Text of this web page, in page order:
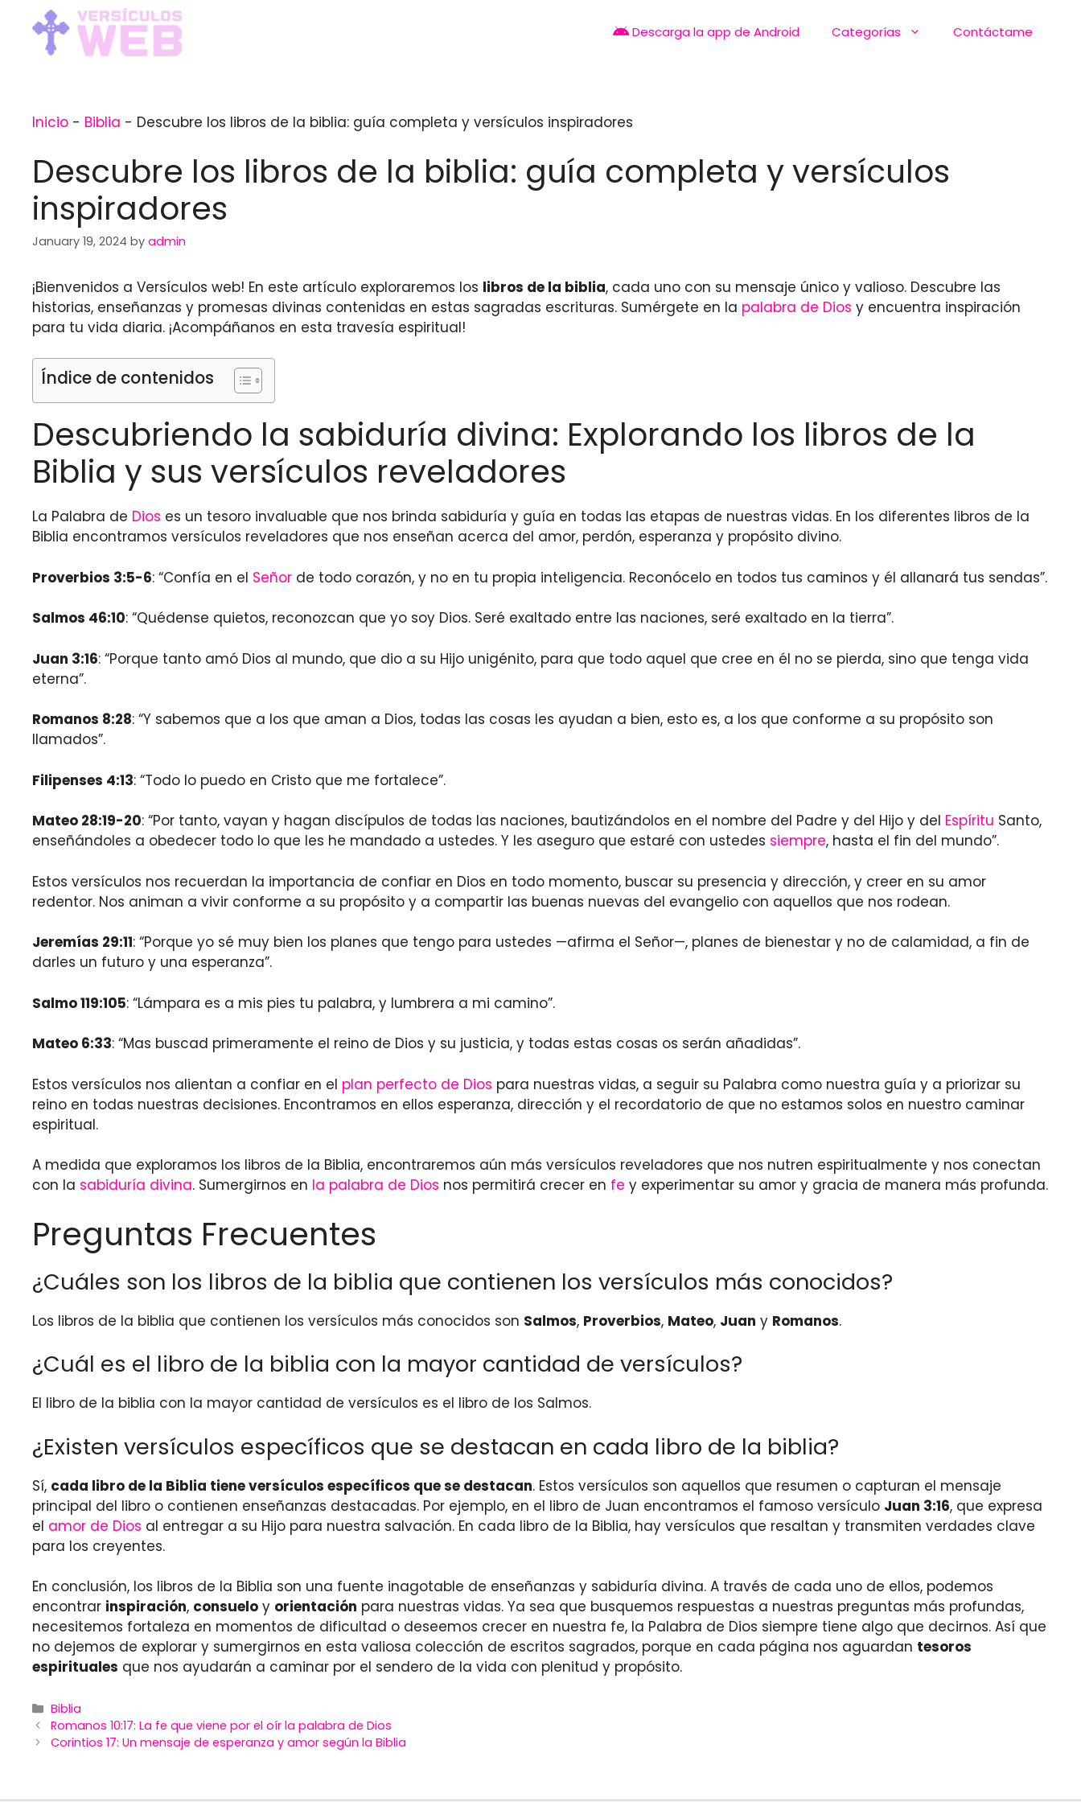
content
Descarga la app de Android Categorías Contáctame
Inicio - Biblia - Descubre los libros de la biblia: guía completa y versículos inspiradores
Descubre los libros de la biblia: guía completa y versículos
inspiradores
January 19, 2024 by admin
¡Bienvenidos a Versículos web! En este artículo exploraremos los libros de la biblia, cada uno con su mensaje único y valioso. Descubre las
historias, enseñanzas y promesas divinas contenidas en estas sagradas escrituras. Sumérgete en la palabra de Dios y encuentra inspiración
para tu vida diaria. ¡Acompáñanos en esta travesía espiritual!
Índice de contenidos
Descubriendo la sabiduría divina: Explorando los libros de la
Biblia y sus versículos reveladores
La Palabra de Dios es un tesoro invaluable que nos brinda sabiduría y guía en todas las etapas de nuestras vidas. En los diferentes libros de la
Biblia encontramos versículos reveladores que nos enseñan acerca del amor, perdón, esperanza y propósito divino.
Proverbios 3:5-6: “Confía en el Señor de todo corazón, y no en tu propia inteligencia. Reconócelo en todos tus caminos y él allanará tus sendas”.
Salmos 46:10: “Quédense quietos, reconozcan que yo soy Dios. Seré exaltado entre las naciones, seré exaltado en la tierra”.
Juan 3:16: “Porque tanto amó Dios al mundo, que dio a su Hijo unigénito, para que todo aquel que cree en él no se pierda, sino que tenga vida
eterna”.
Romanos 8:28: “Y sabemos que a los que aman a Dios, todas las cosas les ayudan a bien, esto es, a los que conforme a su propósito son
llamados”.
Filipenses 4:13: “Todo lo puedo en Cristo que me fortalece”.
Mateo 28:19-20: “Por tanto, vayan y hagan discípulos de todas las naciones, bautizándolos en el nombre del Padre y del Hijo y del Espíritu Santo,
enseñándoles a obedecer todo lo que les he mandado a ustedes. Y les aseguro que estaré con ustedes siempre, hasta el fin del mundo”.
Estos versículos nos recuerdan la importancia de confiar en Dios en todo momento, buscar su presencia y dirección, y creer en su amor
redentor. Nos animan a vivir conforme a su propósito y a compartir las buenas nuevas del evangelio con aquellos que nos rodean.
Jeremías 29:11: “Porque yo sé muy bien los planes que tengo para ustedes —afirma el Señor—, planes de bienestar y no de calamidad, a fin de
darles un futuro y una esperanza”.
Salmo 119:105: “Lámpara es a mis pies tu palabra, y lumbrera a mi camino”.
Mateo 6:33: “Mas buscad primeramente el reino de Dios y su justicia, y todas estas cosas os serán añadidas”.
Estos versículos nos alientan a confiar en el plan perfecto de Dios para nuestras vidas, a seguir su Palabra como nuestra guía y a priorizar su
reino en todas nuestras decisiones. Encontramos en ellos esperanza, dirección y el recordatorio de que no estamos solos en nuestro caminar
espiritual.
A medida que exploramos los libros de la Biblia, encontraremos aún más versículos reveladores que nos nutren espiritualmente y nos conectan
con la sabiduría divina. Sumergirnos en la palabra de Dios nos permitirá crecer en fe y experimentar su amor y gracia de manera más profunda.
Preguntas Frecuentes
¿Cuáles son los libros de la biblia que contienen los versículos más conocidos?
Los libros de la biblia que contienen los versículos más conocidos son Salmos, Proverbios, Mateo, Juan y Romanos.
¿Cuál es el libro de la biblia con la mayor cantidad de versículos?
El libro de la biblia con la mayor cantidad de versículos es el libro de los Salmos.
¿Existen versículos específicos que se destacan en cada libro de la biblia?
Sí, cada libro de la Biblia tiene versículos específicos que se destacan. Estos versículos son aquellos que resumen o capturan el mensaje
principal del libro o contienen enseñanzas destacadas. Por ejemplo, en el libro de Juan encontramos el famoso versículo Juan 3:16, que expresa
el amor de Dios al entregar a su Hijo para nuestra salvación. En cada libro de la Biblia, hay versículos que resaltan y transmiten verdades clave
para los creyentes.
En conclusión, los libros de la Biblia son una fuente inagotable de enseñanzas y sabiduría divina. A través de cada uno de ellos, podemos
encontrar inspiración, consuelo y orientación para nuestras vidas. Ya sea que busquemos respuestas a nuestras preguntas más profundas,
necesitemos fortaleza en momentos de dificultad o deseemos crecer en nuestra fe, la Palabra de Dios siempre tiene algo que decirnos. Así que
no dejemos de explorar y sumergirnos en esta valiosa colección de escritos sagrados, porque en cada página nos aguardan tesoros
espirituales que nos ayudarán a caminar por el sendero de la vida con plenitud y propósito.
Categories
Biblia
Romanos 10:17: La fe que viene por el oír la palabra de Dios
Corintios 17: Un mensaje de esperanza y amor según la Biblia